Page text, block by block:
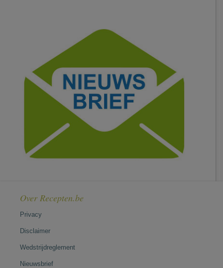
Over Recepten.be
Privacy
Disclaimer
Wedstrijdreglement
Nieuwsbrief